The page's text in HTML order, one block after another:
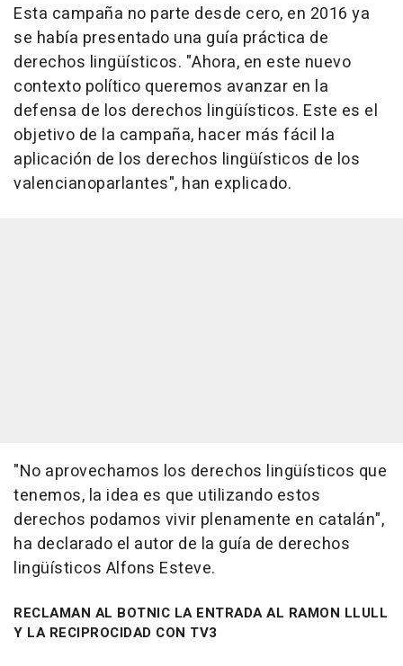
Esta campaña no parte desde cero, en 2016 ya
se había presentado una guía práctica de
derechos lingüísticos. "Ahora, en este nuevo
contexto político queremos avanzar en la
defensa de los derechos lingüísticos. Este es el
objetivo de la campaña, hacer más fácil la
aplicación de los derechos lingüísticos de los
valencianoparlantes", han explicado.
"No aprovechamos los derechos lingüísticos que
tenemos, la idea es que utilizando estos
derechos podamos vivir plenamente en catalán",
ha declarado el autor de la guía de derechos
lingüísticos Alfons Esteve.
RECLAMAN AL BOTNIC LA ENTRADA AL RAMON LLULL
Y LA RECIPROCIDAD CON TV3